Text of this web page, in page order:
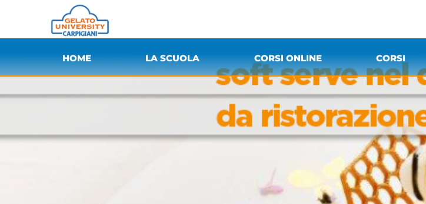
HOME LA SCUOLA CORSI ONLINE CORSI